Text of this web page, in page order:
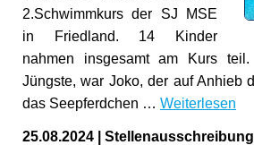
2.Schwimmkurs der SJ MSE
in Friedland. 14 Kinder
nahmen insgesamt am Kurs
Jüngste, war Joko, der auf Anhieb
das Seepferdchen … Weiterlesen
25.08.2024
Stellenausschreibung